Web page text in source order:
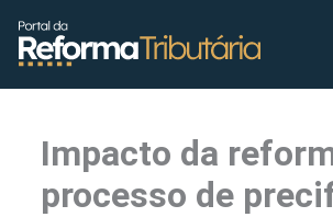
conteúdo
Impacto da
processo de